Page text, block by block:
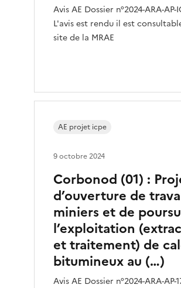
Avis AE Dossier n°2024-ARA-AP-
L'avis est rendu il est
site de la MRAE
Corbonod (01) :
d’ouverture de
miniers et de
l’exploitation
et traitement) de
bitumineux au (…)
Avis AE Dossier n°2024-ARA-AP-
AE projet icpe
9 octobre 2024